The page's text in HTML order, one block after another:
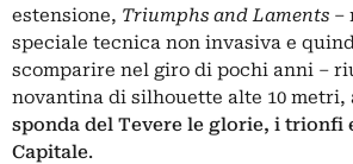
estensione, Triumphs and Laments –
speciale tecnica non invasiva e
scomparire nel giro di pochi anni –
novantina di silhouette alte 10 metri,
sponda del Tevere le glorie, i trionfi
Capitale.